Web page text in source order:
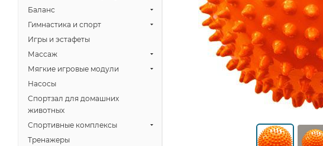
Баланс
Гимнастика и спорт
Игры и эстафеты
Массаж
Мягкие игровые модули
Насосы
Спортзал для домашних
животных
Спортивные комплексы
Тренажеры